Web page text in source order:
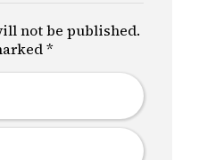
not be published.
*